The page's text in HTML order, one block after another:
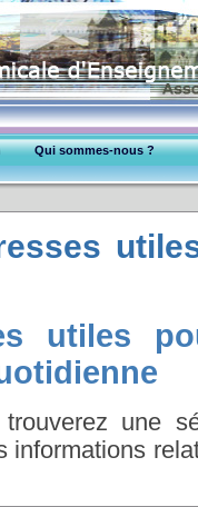
utiles
une
informations
Qui sommes-nous ?
EPU-95 Montmorency